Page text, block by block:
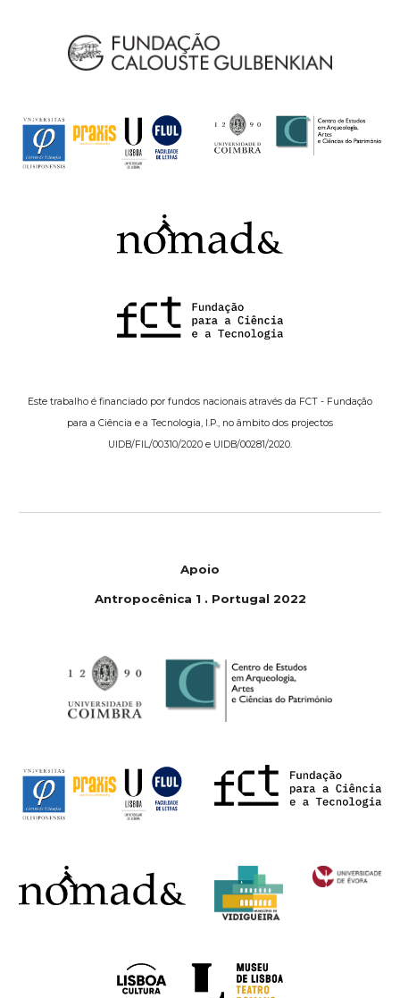
Este trabalho é financiado por fundos nacionais através da FCT - Fundação
para a Ciência e a Tecnologia, I.P., no âmbito dos projectos
UIDB/FIL/00310/2020 e UIDB/00281/2020.
Apoio
Antropocênica 1. Portugal 2022